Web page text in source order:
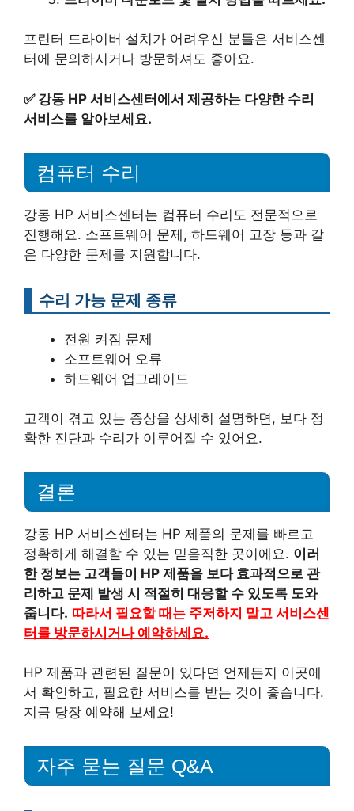
프린터 드라이버 설치가 어려우신 분들은 서비스센
터에 문의하시거나 방문하셔도 좋아요.
✅ 강동 HP 서비스센터에서 제공하는 다양한 수리
서비스를 알아보세요.
컴퓨터 수리
강동 HP 서비스센터는 컴퓨터 수리도 전문적으로
진행해요. 소프트웨어 문제, 하드웨어 고장 등과 같
은 다양한 문제를 지원합니다.
수리 가능 문제 종류
전원 켜짐 문제
소프트웨어 오류
하드웨어 업그레이드
고객이 겪고 있는 증상을 상세히 설명하면, 보다 정
확한 진단과 수리가 이루어질 수 있어요.
결론
강동 HP 서비스센터는 HP 제품의 문제를 빠르고
정확하게 해결할 수 있는 믿음직한 곳이에요. 이러
한 정보는 고객들이 HP 제품을 보다 효과적으로 관
리하고 문제 발생 시 적절히 대응할 수 있도록 도와
줍니다. 따라서 필요할 때는 주저하지 말고 서비스센
터를 방문하시거나 예약하세요.
HP 제품과 관련된 질문이 있다면 언제든지 이곳에
서 확인하고, 필요한 서비스를 받는 것이 좋습니다.
지금 당장 예약해 보세요!
자주 묻는 질문 Q&A